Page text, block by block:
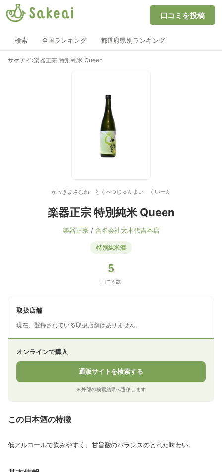
口コミを投稿
検索 全国ランキング 都道府県別ランキング
サケアイ ›楽器正宗 特別純米 Queen
がっきまさむね とくべつじゅんまい くいーん
楽器正宗 特別純米 Queen
楽器正宗/ 合名会社大木代吉本店
特別純米酒
5
口コミ数
取扱店舗
現在、登録されている取扱店舗はありません。
オンラインで購入
通販サイトを検索する
※ 外部の検索結果へ遷移します
この日本酒の特徴
低アルコールで飲みやすく、甘旨酸のバランスのとれた味わい。